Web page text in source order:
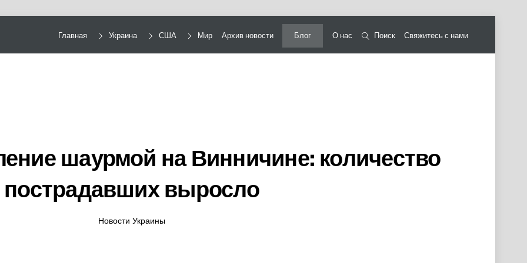
Главная Украина США Мир Архив новости Блог О нас Поиск Свяжитесь с нами
шаурмой на Винничине: количество
пострадавших выросло
Новости Украины